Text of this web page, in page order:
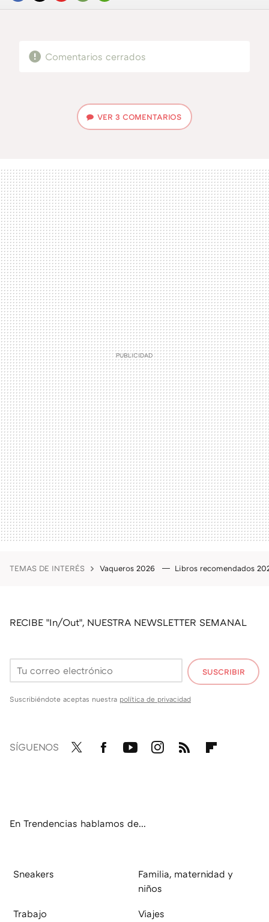
FACEBOOK
TWITTERFLIPBOARD
E-
WHATSAPP
Comentarios cerrados
VER 3 COMENTARIOS
TEMAS DE INTERÉS Vaqueros 2026 Libros recomendados
RECIBE "In/Out", NUESTRA NEWSLETTER SEMANAL
SUSCRIBIR
Suscribiéndote aceptas nuestra política de privacidad
SÍGUENOS
En Trendencias hablamos de...
Sneakers
Familia, maternidad y
niños
Trabajo Viajes